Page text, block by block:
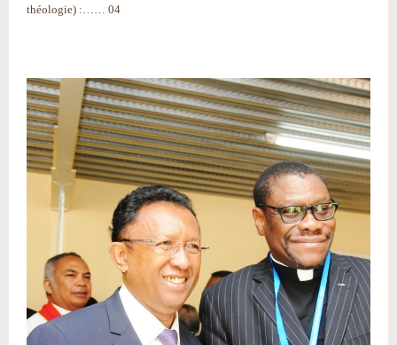
théologie) :…… 04